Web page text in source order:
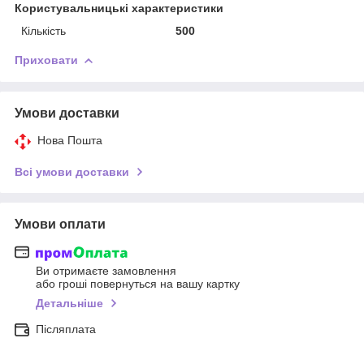
Користувальницькі характеристики
Кількість
500
Приховати
Умови доставки
Нова Пошта
Всі умови доставки
Умови оплати
Ви отримаєте замовлення
або гроші повернуться на вашу картку
Детальніше
Післяплата